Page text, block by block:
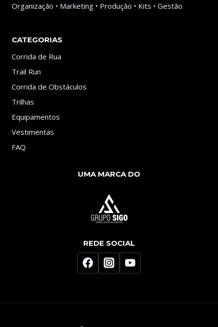
Organização • Marketing • Produção • Kits • Gestão
CATEGORIAS
Corrida de Rua
Trail Run
Corrida de Obstáculos
Trilhas
Equipamentos
Vestimentas
FAQ
UMA MARCA DO
REDE SOCIAL